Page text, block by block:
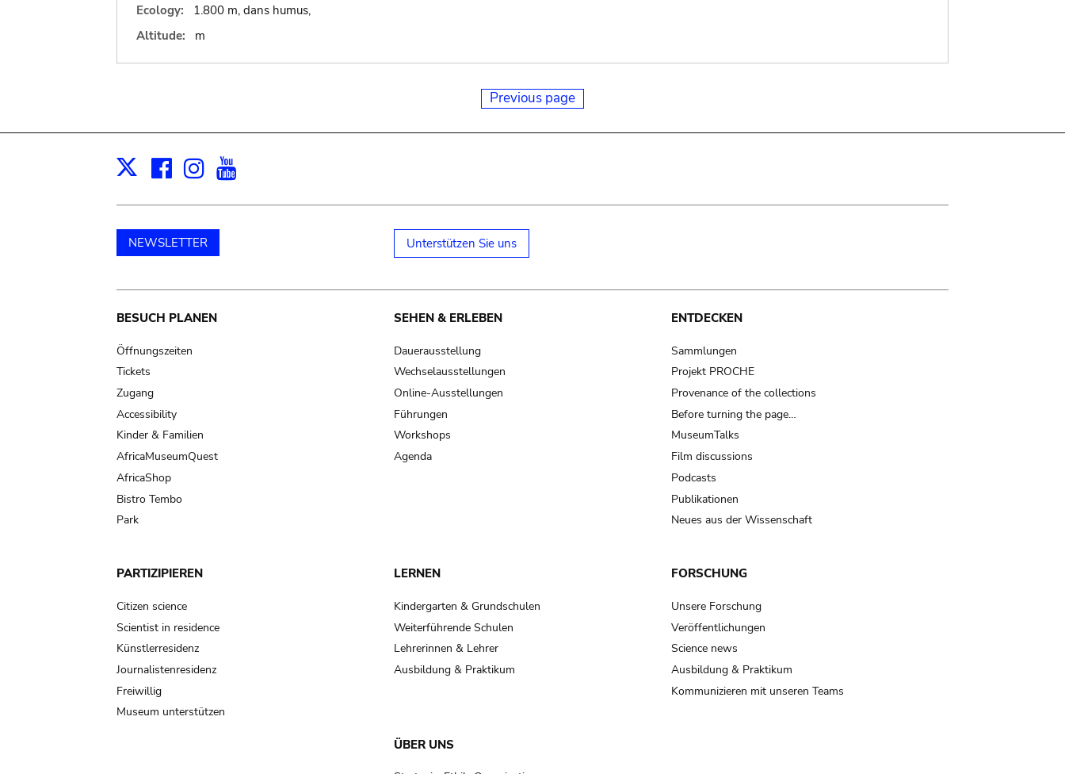
Ecology:
1.800 m, dans humus,
Altitude:
m
Previous page
X Facebook
Instagram
NEWSLETTER Unterstützen Sie uns
Main
navigation
BESUCH PLANEN
Öffnungszeiten
Tickets
Zugang
Accessibility
Kinder & Familien
AfricaMuseumQuest
AfricaShop
Bistro Tembo
Park
SEHEN & ERLEBEN
Dauerausstellung
Wechselausstellungen
Online-Ausstellungen
Führungen
Workshops
Agenda
ENTDECKEN
Sammlungen
Projekt PROCHE
Provenance of the collections
Before turning the page…
MuseumTalks
Film discussions
Podcasts
Publikationen
Neues aus der Wissenschaft
PARTIZIPIEREN
Citizen science
Scientist in residence
Künstlerresidenz
Journalistenresidenz
Freiwillig
Museum unterstützen
LERNEN
Kindergarten & Grundschulen
Weiterführende Schulen
Lehrerinnen & Lehrer
Ausbildung & Praktikum
FORSCHUNG
Unsere Forschung
Veröffentlichungen
Science news
Ausbildung & Praktikum
Kommunizieren mit unseren Teams
ÜBER UNS